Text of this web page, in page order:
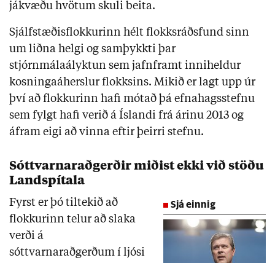
jákvæðu hvötum skuli beita.
Sjálfstæðisflokkurinn hélt flokksráðsfund sinn
um liðna helgi og samþykkti þar
stjórnmálaályktun sem jafnframt inniheldur
kosningaáherslur flokksins. Mikið er lagt upp úr
því að flokkurinn hafi mótað þá efnahagsstefnu
sem fylgt hafi verið á Íslandi frá árinu 2013 og
áfram eigi að vinna eftir þeirri stefnu.
Sóttvarnaraðgerðir miðist ekki við stöðu
Landspítala
Sjá einnig
Fyrst er þó tiltekið að
flokkurinn telur að slaka
verði á
sóttvarnaraðgerðum í ljósi